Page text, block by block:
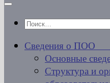
Найти:
Сведения о ПОО
Основные
Структура и